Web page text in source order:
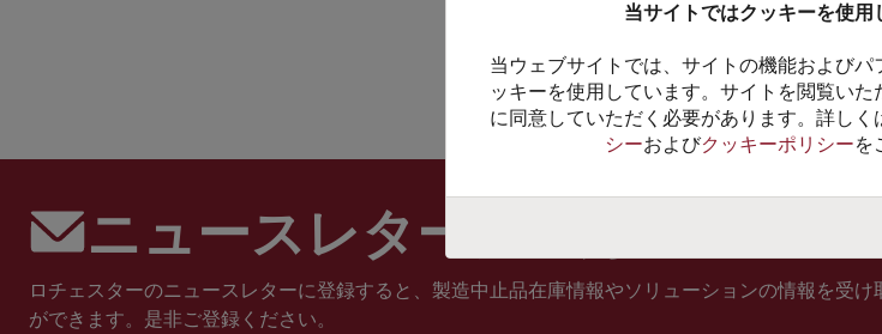
ニュースレターに登録
ロチェスターのニュースレターに登録すると、製造中止品在庫情報やソリューションの情報を受け
ができます。是非ご登録ください。
当サイトではクッキーを使用
当ウェブサイトでは、サイトの機能および
ッキーを使用しています。サイトを閲覧い
に同意していただく必要があります。詳しく
シーおよびクッキーポリシーを